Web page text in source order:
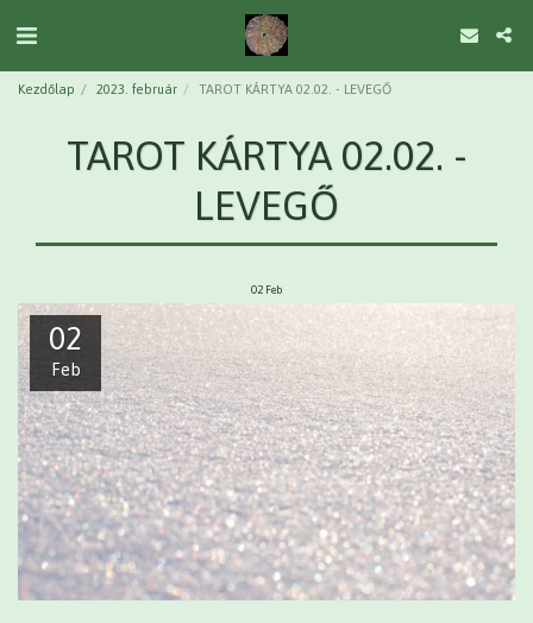
Kezdőlap 2023. február TAROT KÁRTYA 02.02. - LEVEGŐ
TAROT KÁRTYA 02.02. -
LEVEGŐ
02 Feb
02
Feb